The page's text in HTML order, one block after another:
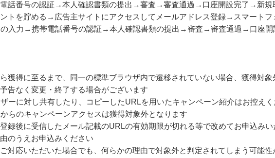
話番号の認証→本人確認書類の提出→審査→審査通過→口座開設完了→新規
ントを貯める→広告主サイトにアクセスしてメールアドレス登録→スマート
の入力→携帯電話番号の認証→本人確認書類の提出→審査→審査通過→口座開
ら獲得に至るまで、同一の標準ブラウザ内で遷移されていない場合、獲得対
告なく変更・終了する場合がございます
ザーに対し共有したり、コピーしたURLを用いたキャンペーン紹介はお控えく
らのキャンペーンアクセスは獲得対象外となります
登録後に受信したメール記載のURLの有効期限が切れる等で改めてお申込み
のうえお申込みください
ご対応いただいた場合でも、何らかの理由で対象外と判定されてしまう可能